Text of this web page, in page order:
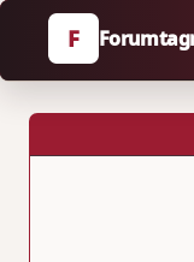
F